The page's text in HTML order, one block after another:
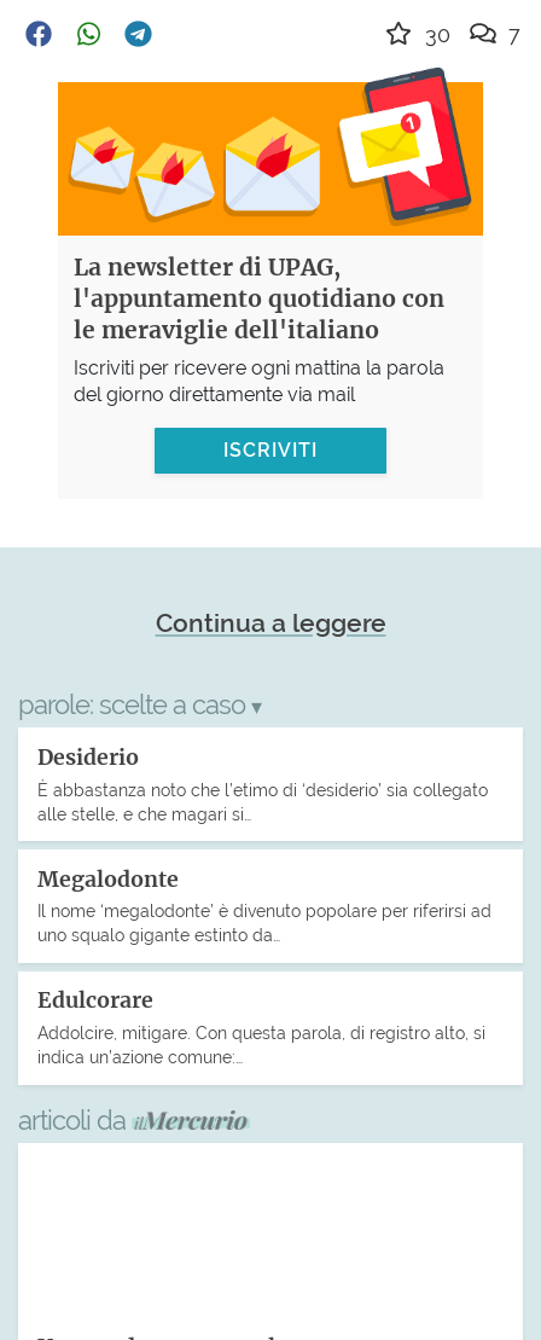
30 7
La newsletter di UPAG,
l'appuntamento quotidiano con
le meraviglie dell'italiano
Iscriviti per ricevere ogni mattina la parola
del giorno direttamente via mail
ISCRIVITI
Continua a leggere
parole: scelte a caso ▾
Desiderio
È abbastanza noto che l’etimo di ‘desiderio’ sia collegato
alle stelle, e che magari si…
Megalodonte
Il nome ‘megalodonte’ è divenuto popolare per riferirsi ad
uno squalo gigante estinto da…
Edulcorare
Addolcire, mitigare. Con questa parola, di registro alto, si
indica un’azione comune:…
articoli da